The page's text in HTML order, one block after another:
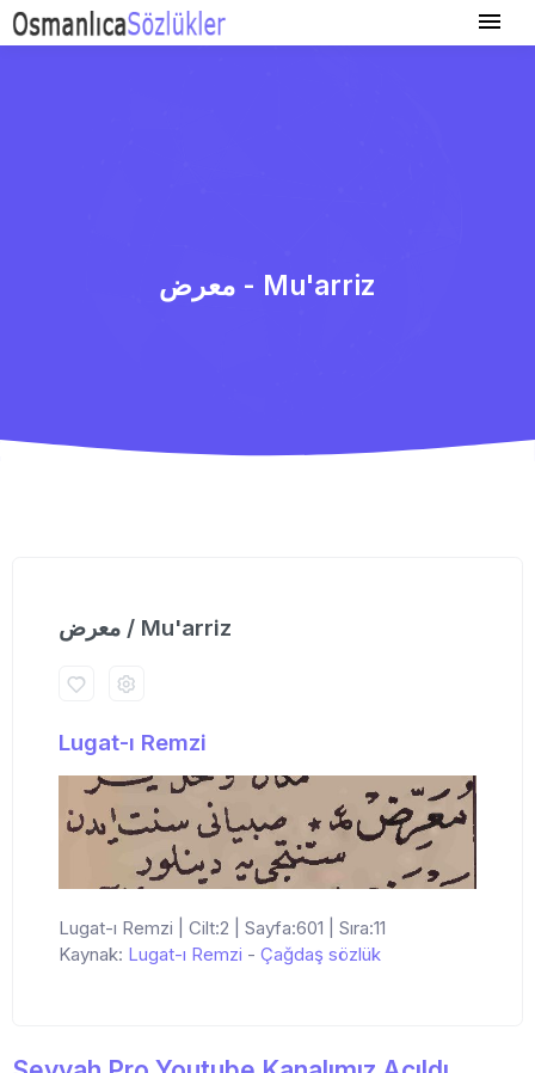
معرض - Mu'arriz
معرض / Mu'arriz
Lugat-ı Remzi
Lugat-ı Remzi | Cilt:2 | Sayfa:601 | Sıra:11
Kaynak: Lugat-ı Remzi - Çağdaş sözlük